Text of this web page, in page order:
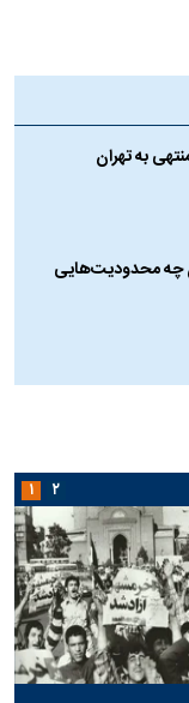
به تهران
چه محدودیت‌هایی
۱ ۲